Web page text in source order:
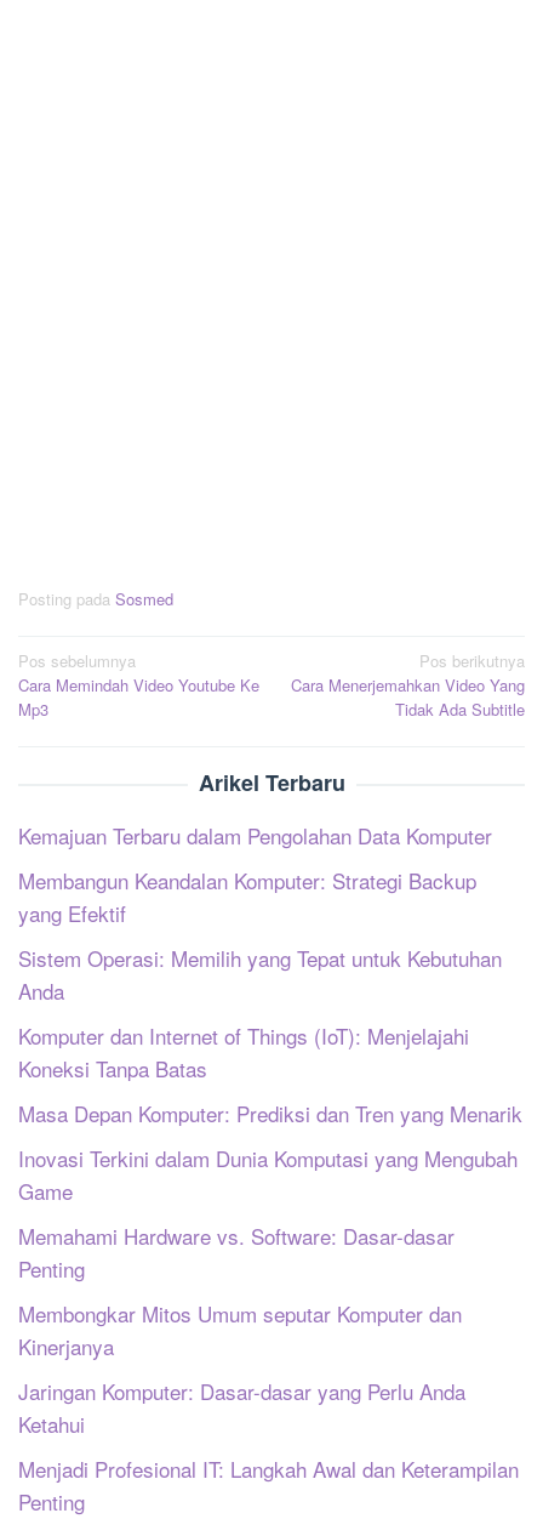
Posting pada Sosmed
Navigasi
pos
Pos sebelumnya
Cara Memindah Video Youtube Ke
Mp3
Pos berikutnya
Cara Menerjemahkan Video Yang
Tidak Ada Subtitle
Arikel Terbaru
Kemajuan Terbaru dalam Pengolahan Data Komputer
Membangun Keandalan Komputer: Strategi Backup
yang Efektif
Sistem Operasi: Memilih yang Tepat untuk Kebutuhan
Anda
Komputer dan Internet of Things (IoT): Menjelajahi
Koneksi Tanpa Batas
Masa Depan Komputer: Prediksi dan Tren yang Menarik
Inovasi Terkini dalam Dunia Komputasi yang Mengubah
Game
Memahami Hardware vs. Software: Dasar-dasar
Penting
Membongkar Mitos Umum seputar Komputer dan
Kinerjanya
Jaringan Komputer: Dasar-dasar yang Perlu Anda
Ketahui
Menjadi Profesional IT: Langkah Awal dan Keterampilan
Penting